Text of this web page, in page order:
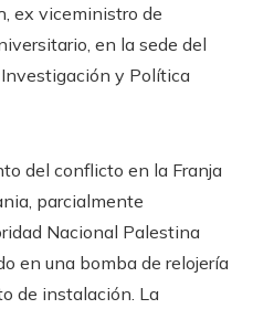
ex viceministro de
en la sede del
y Política
del conflicto en la Franja
parcialmente
Nacional Palestina
en una bomba de relojería
de instalación. La